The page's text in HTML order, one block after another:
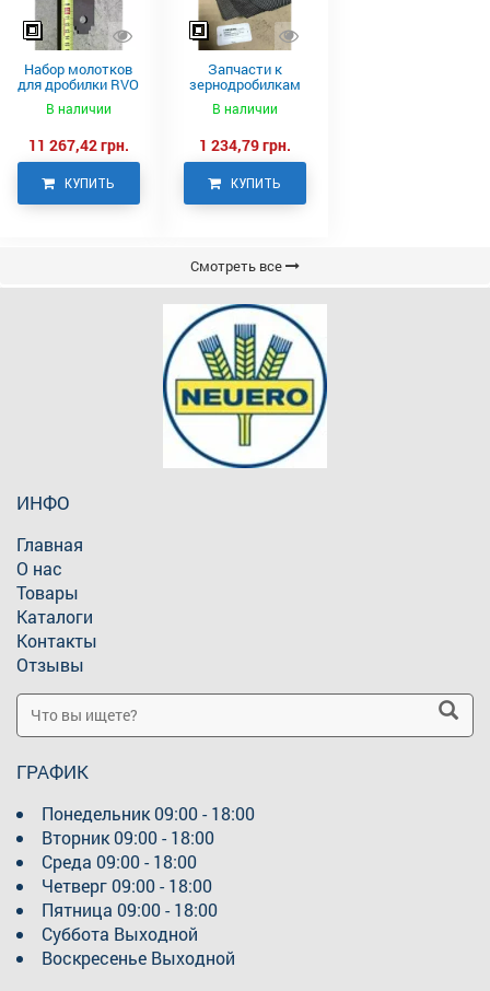
Набор молотков
для дробилки RVO
Neuero
В наличии
11 267,42 грн.
КУПИТЬ
Запчасти к
зернодробилкам
RVO
В наличии
1 234,79 грн.
КУПИТЬ
Смотреть все
ИНФО
Главная
О нас
Товары
Каталоги
Контакты
Отзывы
ГРАФИК
Понедельник09:00 - 18:00
Вторник09:00 - 18:00
Среда 09:00 - 18:00
Четверг09:00 - 18:00
Пятница 09:00 - 18:00
Суббота Выходной
Воскресенье Выходной